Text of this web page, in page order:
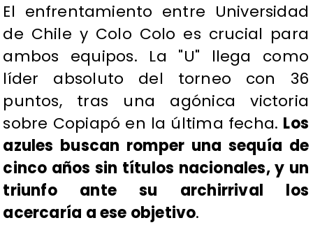
El enfrentamiento entre Universidad
de Chile y Colo Colo es crucial para
ambos equipos. La "U" llega como
líder absoluto del torneo con 36
puntos, tras una agónica victoria
sobre Copiapó en la última fecha. Los
azules buscan romper una sequía de
cinco años sin títulos nacionales, y un
triunfo ante su archirrival los
acercaría a ese objetivo.